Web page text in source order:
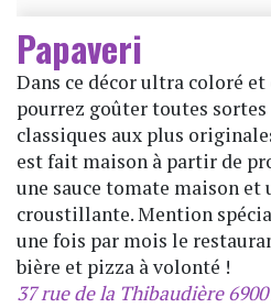
Papaveri
Dans ce décor ultra coloré et
pourrez goûter toutes sortes
classiques aux plus
est fait maison à partir de
une sauce tomate maison et
croustillante. Mention
une fois par mois le
bière et pizza à volonté !
37 rue de la Thibaudière